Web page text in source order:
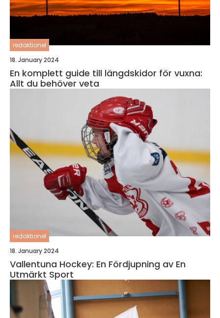
redaktionel
18. January 2024
En komplett guide till längdskidor för vuxna:
Allt du behöver veta
redaktionel
18. January 2024
Vallentuna Hockey: En Fördjupning av En
Utmärkt Sport